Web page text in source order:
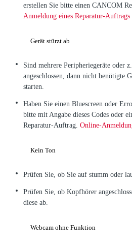
erstellen Sie bitte einen CANCOM
Anmeldung eines Reparatur-Auftrags
Gerät stürzt ab
Sind mehrere Peripheriegeräte oder
angeschlossen, dann nicht benötigte
starten.
Haben Sie einen Bluescreen oder
bitte mit Angabe dieses Codes oder
Reparatur-Auftrag.Online-
Kein Ton
Prüfen Sie, ob Sie auf stumm oder
Prüfen Sie, ob Kopfhörer
diese ab.
Webcam ohne Funktion